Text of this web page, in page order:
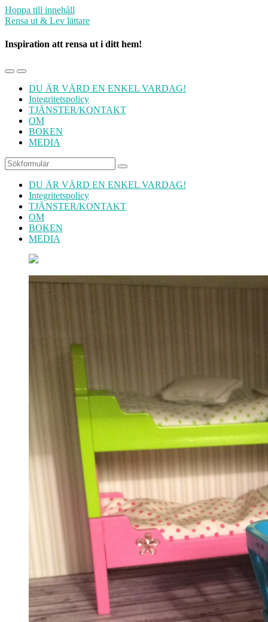
Hoppa till innehåll
Rensa ut & Lev lättare
Inspiration att rensa ut i ditt hem!
Slå
mobilmenyn
Slå
på/av
sökfältet
DU ÄR VÄRD EN ENKEL VARDAG!
Integritetspolicy
TJÄNSTER/KONTAKT
OM
BOKEN
MEDIA
Sök
DU ÄR VÄRD EN ENKEL VARDAG!
Integritetspolicy
TJÄNSTER/KONTAKT
OM
BOKEN
MEDIA